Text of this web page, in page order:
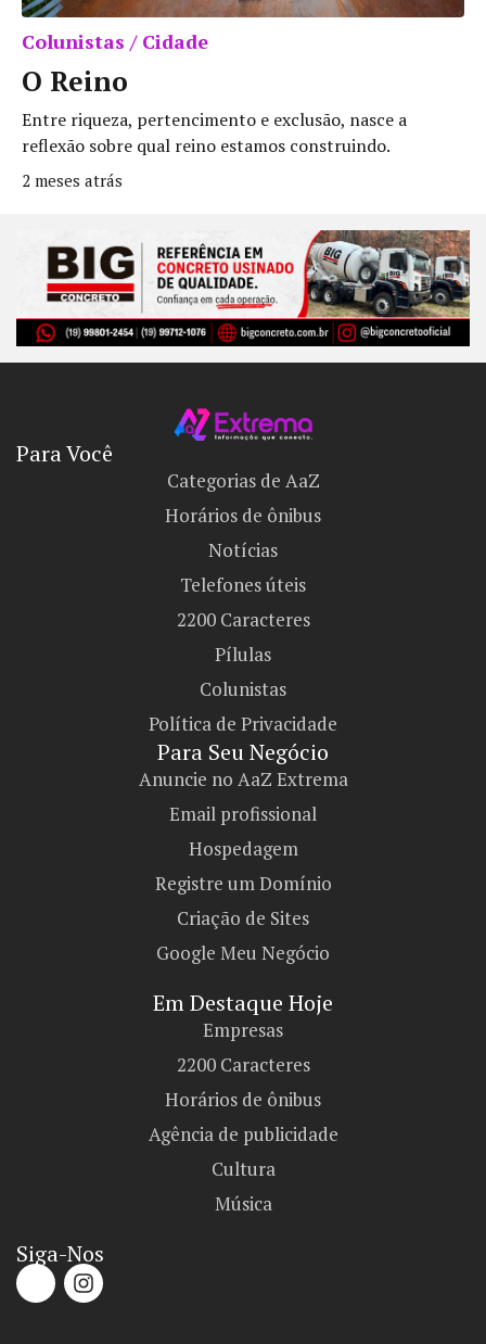
Colunistas / Cidade
O Reino
Entre riqueza, pertencimento e exclusão, nasce a
reflexão sobre qual reino estamos construindo.
2 meses atrás
Para Você
Categorias de AaZ
Horários de ônibus
Notícias
Telefones úteis
2200 Caracteres
Pílulas
Colunistas
Política de Privacidade
Para Seu Negócio​
Anuncie no AaZ Extrema
Email profissional
Hospedagem
Registre um Domínio
Criação de Sites
Google Meu Negócio
Em Destaque Hoje
Empresas
2200 Caracteres
Horários de ônibus
Agência de publicidade
Cultura
Música
Siga-Nos